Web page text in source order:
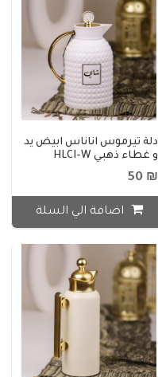
دلة تيرموس اناناس ابيض يد
و غطاء ذهبي HLCI-W
₪ 50
اضافة الي السلة